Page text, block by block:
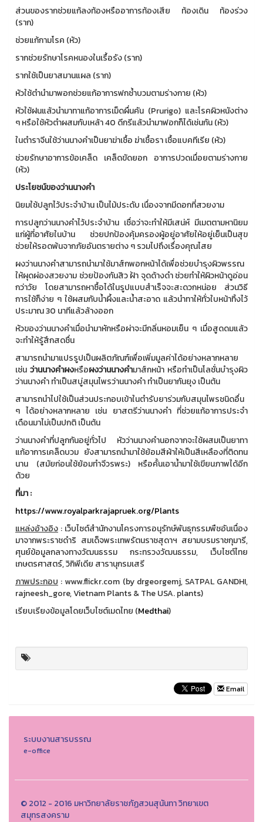
ส่วนของรากช่วยแก้ลงท้องหรืออาการท้องเสีย ท้องเดิน ท้องร่วง
(ราก)
ช่วยแก้กามโรค (หัว)
รากช่วยรักษาโรคหนองในเรื้อรัง (ราก)
รากใช้เป็นยาสมานแผล (ราก)
หัวใช้ตำนำมาพอกช่วยแก้อาการฟกช้ำบวมตามร่างกาย (หัว)
หัวใช้ฝนแล้วนำมาทาแก้อาการเม็ดผื่นคัน (Prurigo) และโรคผิวหนังต่าง
ๆ หรือใช้หัวตำผสมกับเหล้า 40 ดีกรีแล้วนำมาฟอกก็ได้เช่นกัน (หัว)
ในตำราจีนใช้ว่านนางคำเป็นยาฆ่าเชื้อ ฆ่าเชื้อรา เชื้อแบคทีเรีย (หัว)
ช่วยรักษาอาการข้อเคล็ด เคล็ดขัดยอก อาการปวดเมื่อยตามร่างกาย
(หัว)
ประโยชน์ของว่านนางคำ
นิยมใช้ปลูกไว้ประจำบ้าน เป็นไม้ประดับ เนื่องจากมีดอกที่สวยงาม
การปลูกว่านนางคำไว้ประจำบ้าน เชื่อว่าจะทำให้มีเสน่ห์ มีเมตตามหานิยม
แก่ผู้ที่อาศัยในบ้าน ช่วยปกป้องคุ้มครองผู้อยู่อาศัยให้อยู่เย็นเป็นสุข
ช่วยให้รอดพ้นจากภัยอันตรายต่าง ๆ รวมไปถึงเรื่องคุณไสย
ผงว่านนางคำสามารถนำมาใช้มาส์กพอกหน้าได้เพื่อช่วยบำรุงผิวพรรณ
ให้ผุดผ่องสวยงาม ช่วยป้องกันสิว ฝ้า จุดด้างดำ ช่วยทำให้ผิวหน้าดูอ่อน
กว่าวัย โดยสามารถหาซื้อได้ในรูปแบบสำเร็จจะสะดวกหน่อย ส่วนวิธี
การใช้ก็ง่าย ๆ ใช้ผสมกับน้ำผึ้งและน้ำสะอาด แล้วนำทาให้ทั่วใบหน้าทิ้งไว้
ประมาณ 30 นาทีแล้วล้างออก
หัวของว่านนางคำเมื่อนำมาหักหรือผ่าจะมีกลิ่นหอมเย็น ๆ เมื่อสูดดมแล้ว
จะทำให้รู้สึกสดชื่น
สามารถนำมาแปรรูปเป็นผลิตภัณฑ์เพื่อเพิ่มมูลค่าได้อย่างหลากหลาย
เช่น ว่านนางคำผงหรือผงว่านนางคำมาส์กหน้า หรือทำเป็นโลชั่นบำรุงผิว
ว่านนางคำ ทำเป็นสบู่สมุนไพรว่านนางคำ ทำเป็นยากันยุง เป็นต้น
สามารถนำไปใช้เป็นส่วนประกอบเข้าในตำรับยาร่วมกับสมุนไพรชนิดอื่น
ๆ ได้อย่างหลากหลาย เช่น ยาสตรีว่านนางคำ ที่ช่วยแก้อาการประจำ
เดือนมาไม่เป็นปกติ เป็นต้น
ว่านนางคำที่ปลูกกันอยู่ทั่วไป หัวว่านนางคำนอกจากจะใช้ผสมเป็นยาทา
แก้อาการเคล็ดบวม ยังสามารถนำมาใช้ย้อมสีผ้าให้เป็นสีเหลืองที่ติดทน
นาน (สมัยก่อนใช้ย้อมทำจีวรพระ) หรือคั้นเอาน้ำมาใช้เขียนภาพได้อีก
ด้วย
ที่มา:
https://www.royalparkrajapruek.org/Plants
แหล่งอ้างอิง : เว็บไซต์สำนักงานโครงการอนุรักษ์พันธุกรรมพืชอันเนื่อง
มาจากพระราชดำริ สมเด็จพระเทพรัตนราชสุดาฯ สยามบรมราชกุมารี,
ศุนย์ข้อมูลกลางทางวัฒนธรรม กระทรวงวัฒนธรรม, เว็บไซต์ไทย
เกษตรศาสตร์, วิกิพีเดีย สารานุกรมเสรี
ภาพประกอบ : www.flickr.com (by drgeorgemj, SATPAL GANDHI,
rajneesh_gore, Vietnam Plants & The USA. plants)
เรียบเรียงข้อมูลโดยเว็บไซต์เมดไทย (Medthai)
Email
ระบบงานสารบรรณ
e-office
© 2012 - 2016 มหาวิทยาลัยราชภัฏสวนสุนันทา วิทยาเขต
สมุทรสงคราม